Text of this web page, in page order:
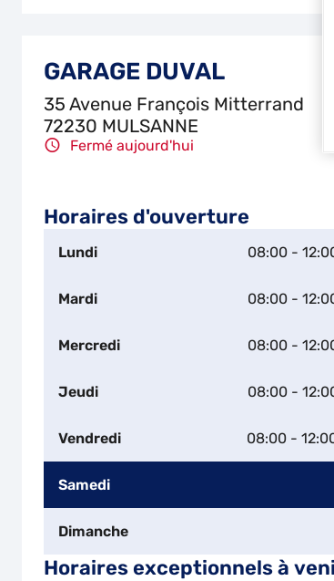
GARAGE DUVAL
35 Avenue François Mitterrand
72230 MULSANNE
Fermé aujourd'hui
Horaires d'ouverture
Lundi 08:00 -
Mardi 08:00 -
Mercredi 08:00 -
Jeudi 08:00 -
Vendredi 08:00 -
Samedi
Dimanche
Horaires exceptionnels à